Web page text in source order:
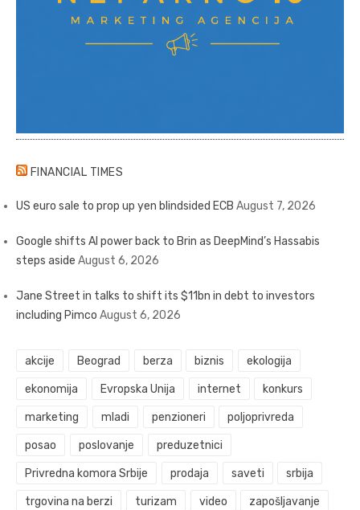
FINANCIAL TIMES
US euro sale to prop up yen blindsided ECB August 7, 2026
Google shifts AI power back to Brin as DeepMind’s Hassabis
steps aside August 6, 2026
Jane Street in talks to shift its $11bn in debt to investors
including Pimco August 6, 2026
akcije Beograd berza biznis ekologija
ekonomija Evropska Unija internet konkurs
marketing mladi penzioneri poljoprivreda
posao poslovanje preduzetnici
Privredna komora Srbije prodaja saveti srbija
trgovina na berzi turizam video zapošljavanje